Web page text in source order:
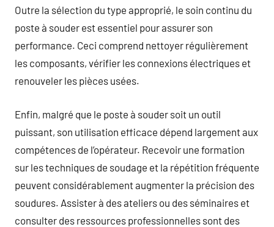
Outre la sélection du type approprié, le soin continu du
poste à souder est essentiel pour assurer son
performance. Ceci comprend nettoyer régulièrement
les composants, vérifier les connexions électriques et
renouveler les pièces usées.
Enfin, malgré que le poste à souder soit un outil
puissant, son utilisation efficace dépend largement aux
compétences de l’opérateur. Recevoir une formation
sur les techniques de soudage et la répétition fréquente
peuvent considérablement augmenter la précision des
soudures. Assister à des ateliers ou des séminaires et
consulter des ressources professionnelles sont des